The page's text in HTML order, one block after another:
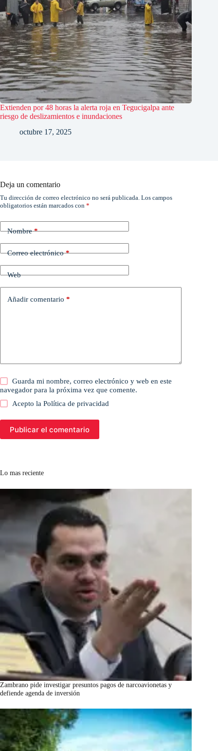
Extienden por 48 horas la alerta roja en Tegucigalpa ante
riesgo de deslizamientos e inundaciones
octubre 17, 2025
Deja un comentario
Tu dirección de correo electrónico no será publicada. Los campos
obligatorios están marcados con *
Nombre*
Correo electrónico*
Web
Añadir comentario *
Guarda mi nombre, correo electrónico y web en este
navegador para la próxima vez que comente.
Acepto laPolítica de privacidad
Publicar el comentario
Lo mas reciente
Zambrano pide investigar presuntos pagos de narcoavionetas y
defiende agenda de inversión